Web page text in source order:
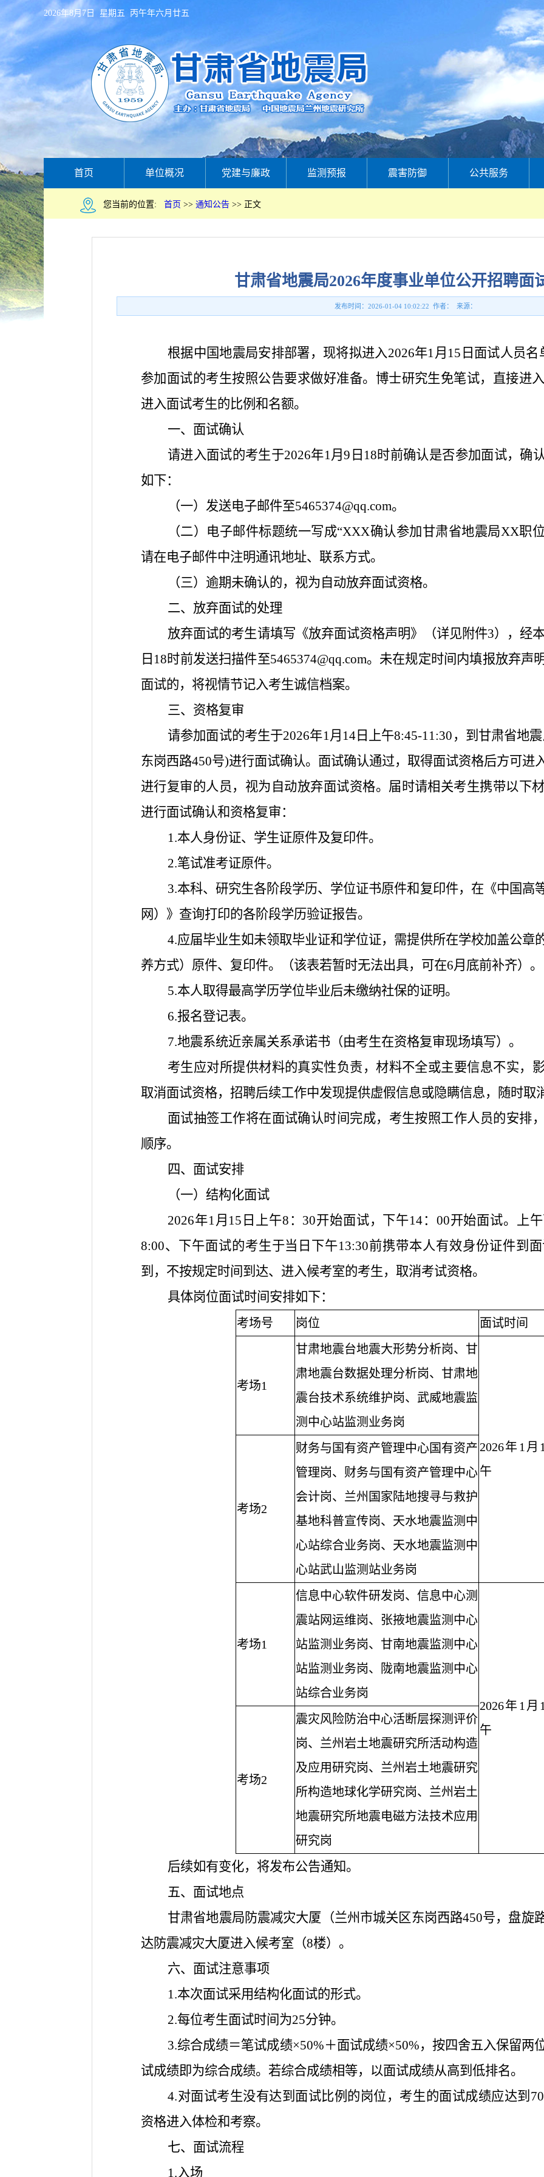
2026年8月7日 星期五 丙午年六月廿五
首页 单位概况 党建与廉政 监测预报 震害防御 公共服务
您当前的位置: 首页 >> 通知公告 >> 正文
甘肃省地震局2026年度事业单位公开招聘面
发布时间：2026-01-04 10:02:22 作者： 来源：
根据中国地震局安排部署，现将拟进入2026年1月15日面试人员
参加面试的考生按照公告要求做好准备。博士研究生免笔试，直接进
进入面试考生的比例和名额。
一、面试确认
请进入面试的考生于2026年1月9日18时前确认是否参加面试，确
如下：
（一）发送电子邮件至5465374@qq.com。
（二）电子邮件标题统一写成“XXX确认参加甘肃省地震局XX职
请在电子邮件中注明通讯地址、联系方式。
（三）逾期未确认的，视为自动放弃面试资格。
二、放弃面试的处理
放弃面试的考生请填写《放弃面试资格声明》（详见附件3），经
日18时前发送扫描件至5465374@qq.com。未在规定时间内填报放弃声
面试的，将视情节记入考生诚信档案。
三、资格复审
请参加面试的考生于2026年1月14日上午8:45-11:30，到甘肃省地
东岗西路450号)进行面试确认。面试确认通过，取得面试资格后方可进
进行复审的人员，视为自动放弃面试资格。届时请相关考生携带以下
进行面试确认和资格复审：
1.本人身份证、学生证原件及复印件。
2.笔试准考证原件。
3.本科、研究生各阶段学历、学位证书原件和复印件，在《中国高
网）》查询打印的各阶段学历验证报告。
4.应届毕业生如未领取毕业证和学位证，需提供所在学校加盖公章
养方式）原件、复印件。（该表若暂时无法出具，可在6月底前补齐）。
5.本人取得最高学历学位毕业后未缴纳社保的证明。
6.报名登记表。
7.地震系统近亲属关系承诺书（由考生在资格复审现场填写）。
考生应对所提供材料的真实性负责，材料不全或主要信息不实，
取消面试资格，招聘后续工作中发现提供虚假信息或隐瞒信息，随时取
面试抽签工作将在面试确认时间完成，考生按照工作人员的安排
顺序。
四、面试安排
（一）结构化面试
2026年1月15日上午8：30开始面试，下午14：00开始面试。上
8:00、下午面试的考生于当日下午13:30前携带本人有效身份证件到
到，不按规定时间到达、进入候考室的考生，取消考试资格。
具体岗位面试时间安排如下：
考场号 岗位 面试时间
考场1
甘肃地震台地震大形势分析岗、甘
肃地震台数据处理分析岗、甘肃地
震台技术系统维护岗、武威地震监
测中心站监测业务岗
2026年1月
午
考场2
财务与国有资产管理中心国有资产
管理岗、财务与国有资产管理中心
会计岗、兰州国家陆地搜寻与救护
基地科普宣传岗、天水地震监测中
心站综合业务岗、天水地震监测中
心站武山监测站业务岗
考场1
信息中心软件研发岗、信息中心测
震站网运维岗、张掖地震监测中心
站监测业务岗、甘南地震监测中心
站监测业务岗、陇南地震监测中心
站综合业务岗
2026年1月
午
考场2
震灾风险防治中心活断层探测评价
岗、兰州岩土地震研究所活动构造
及应用研究岗、兰州岩土地震研究
所构造地球化学研究岗、兰州岩土
地震研究所地震电磁方法技术应用
研究岗
后续如有变化，将发布公告通知。
五、面试地点
甘肃省地震局防震减灾大厦（兰州市城关区东岗西路450号，盘旋
达防震减灾大厦进入候考室（8楼）。
六、面试注意事项
1.本次面试采用结构化面试的形式。
2.每位考生面试时间为25分钟。
3.综合成绩＝笔试成绩×50%＋面试成绩×50%，按四舍五入保留两
试成绩即为综合成绩。若综合成绩相等，以面试成绩从高到低排名。
4.对面试考生没有达到面试比例的岗位，考生的面试成绩应达到
资格进入体检和考察。
七、面试流程
1.入场